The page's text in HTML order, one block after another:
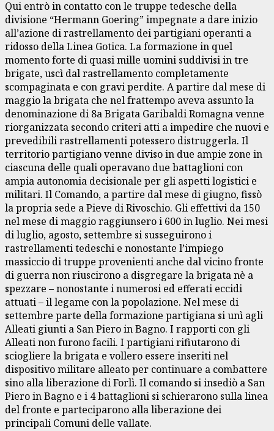
Qui entrò in contatto con le truppe tedesche della
divisione “Hermann Goering” impegnate a dare inizio
all’azione di rastrellamento dei partigiani operanti a
ridosso della Linea Gotica. La formazione in quel
momento forte di quasi mille uomini suddivisi in tre
brigate, uscì dal rastrellamento completamente
scompaginata e con gravi perdite. A partire dal mese di
maggio la brigata che nel frattempo aveva assunto la
denominazione di 8a Brigata Garibaldi Romagna venne
riorganizzata secondo criteri atti a impedire che nuovi e
prevedibili rastrellamenti potessero distruggerla. Il
territorio partigiano venne diviso in due ampie zone in
ciascuna delle quali operavano due battaglioni con
ampia autonomia decisionale per gli aspetti logistici e
militari. Il Comando, a partire dal mese di giugno, fissò
la propria sede a Pieve di Rivoschio. Gli effettivi da 150
nel mese di maggio raggiunsero i 600 in luglio. Nei mesi
di luglio, agosto, settembre si susseguirono i
rastrellamenti tedeschi e nonostante l’impiego
massiccio di truppe provenienti anche dal vicino fronte
di guerra non riuscirono a disgregare la brigata nè a
spezzare – nonostante i numerosi ed efferati eccidi
attuati – il legame con la popolazione. Nel mese di
settembre parte della formazione partigiana si unì agli
Alleati giunti a San Piero in Bagno. I rapporti con gli
Alleati non furono facili. I partigiani rifiutarono di
sciogliere la brigata e vollero essere inseriti nel
dispositivo militare alleato per continuare a combattere
sino alla liberazione di Forlì. Il comando si insediò a San
Piero in Bagno e i 4 battaglioni si schierarono sulla linea
del fronte e parteciparono alla liberazione dei
principali Comuni delle vallate.